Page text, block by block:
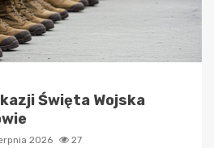
Święta Wojska
2026 27